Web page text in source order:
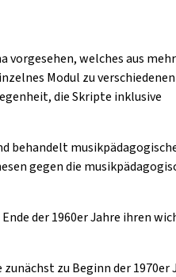
vorgesehen, welches aus
Modul zu
die Skripte inklusive
behandelt
gegen die
der 1960er Jahre ihren
zunächst zu Beginn der 1970er